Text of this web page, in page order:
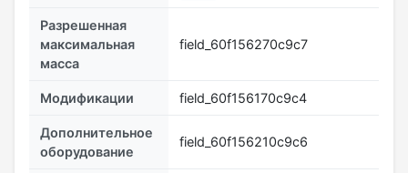
Разрешенная
максимальная
масса
field_60f156270c9c7
Модификации field_60f156170c9c4
Дополнительное
оборудование
field_60f156210c9c6